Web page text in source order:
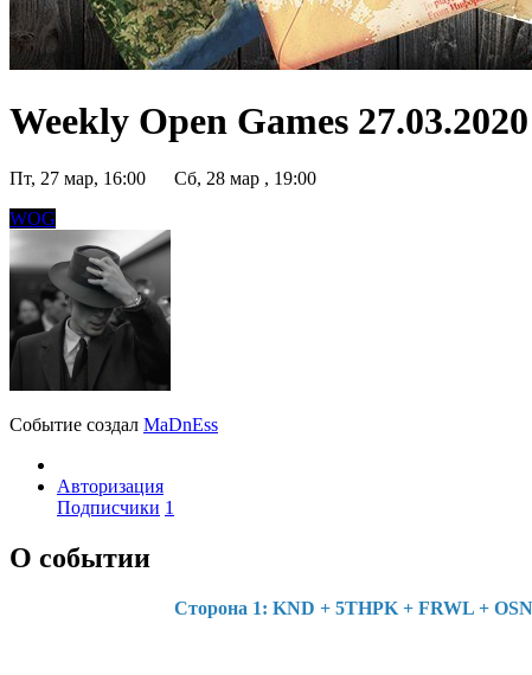
Weekly Open Games
Пт, 27 мар, 16:00
Сб, 28 мар , 19:00
WOG
Событие создал MaDnEss
Авторизация
Подписчики 1
О событии
Cторона 1: KND + 5THPK + FRWL +